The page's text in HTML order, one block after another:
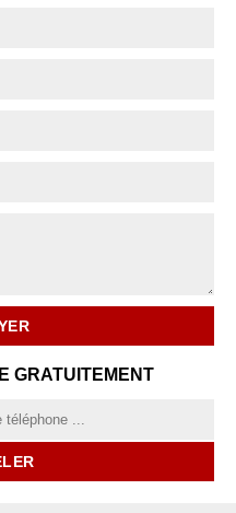
GRATUITEMENT